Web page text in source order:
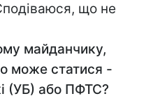
що не
майданчику,
може статися -
(УБ) або ПФТС?